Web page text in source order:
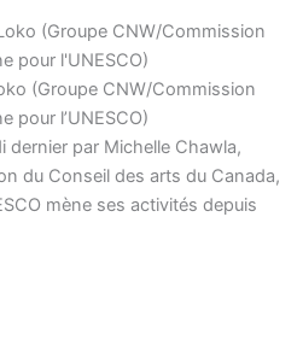
(Groupe CNW/Commission
pour l’UNESCO)
dernier par Michelle Chawla,
du Conseil des arts du Canada,
mène ses activités depuis